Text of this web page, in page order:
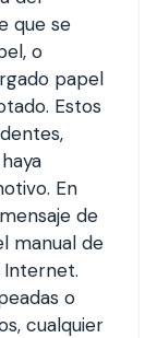
que se
o
papel
Estos
En
de
manual de
o
cualquier